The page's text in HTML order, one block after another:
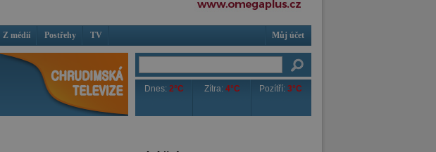
Z médií Postřehy TV Můj účet
Dnes:2°C Zítra:4°C Pozítří: 3°C